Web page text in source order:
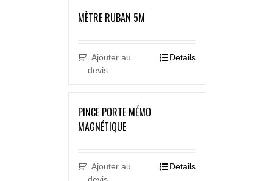
MÈTRE RUBAN 5M
Ajouter au
devis
Details
PINCE PORTE MÉMO
MAGNÉTIQUE
Ajouter au
Details